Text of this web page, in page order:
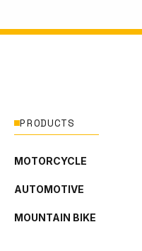
PRODUCTS
MOTORCYCLE
AUTOMOTIVE
MOUNTAIN BIKE